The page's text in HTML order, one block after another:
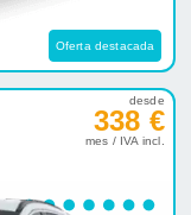
Oferta destacada
desde
338 €
mes / IVA incl.